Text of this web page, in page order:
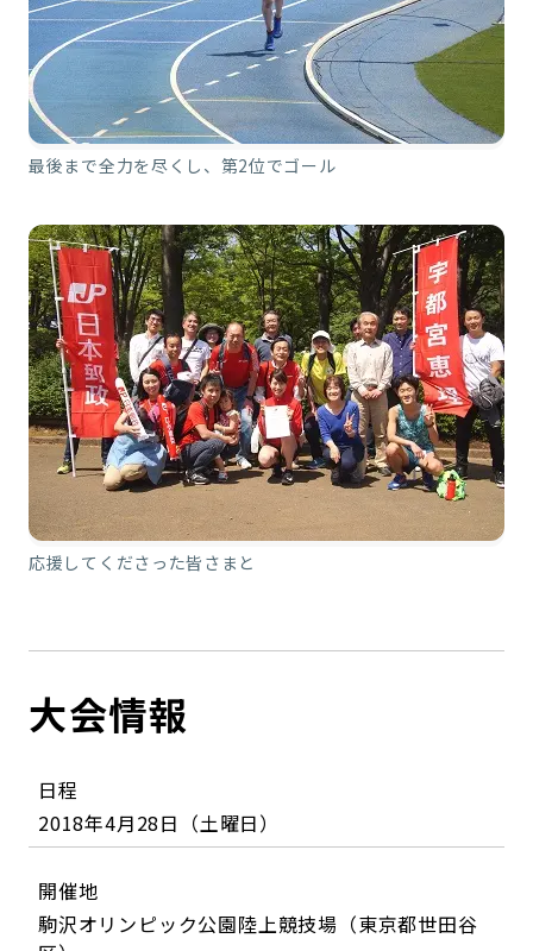
最後まで全力を尽くし、第2位でゴール
応援してくださった皆さまと
大会情報
日程
2018年4月28日（土曜日）
開催地
駒沢オリンピック公園陸上競技場（東京都世田谷